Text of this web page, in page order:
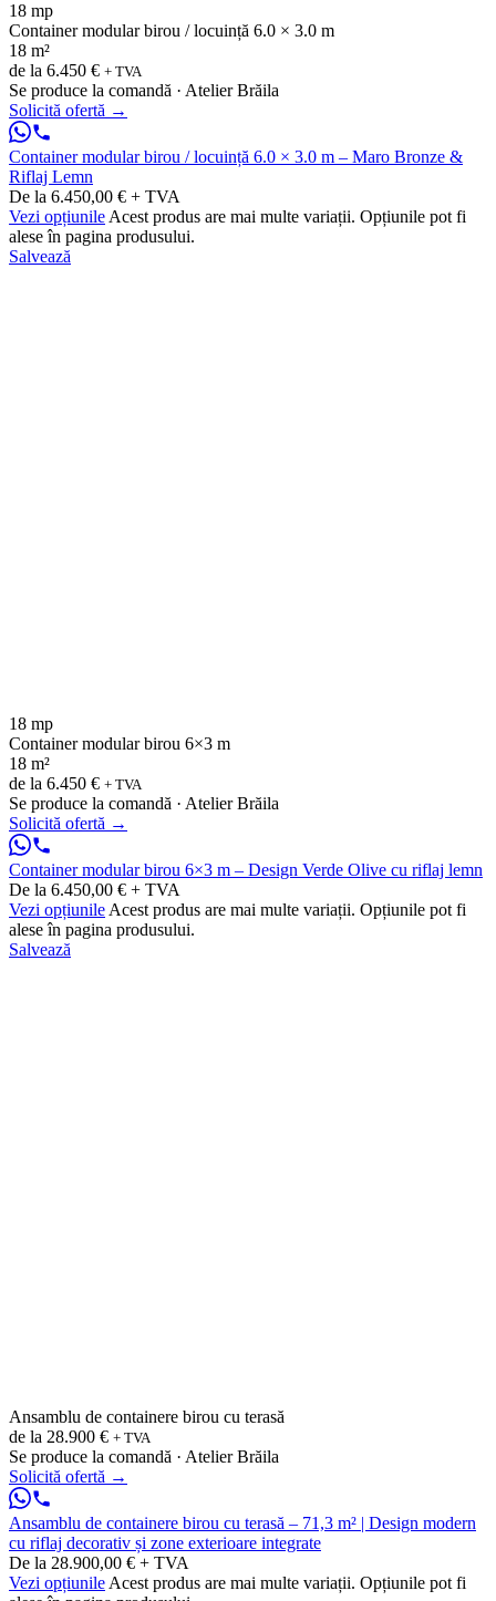
18 mp
Container modular birou / locuință 6.0 × 3.0 m
18 m²
de la 6.450 € + TVA
Se produce la comandă · Atelier Brăila
Solicită ofertă →
Container modular birou / locuință 6.0 × 3.0 m – Maro Bronze &
Riflaj Lemn
De la 6.450,00 € + TVA
Vezi opțiunile Acest produs are mai multe variații. Opțiunile pot fi
alese în pagina produsului.
Salvează
18 mp
Container modular birou 6×3 m
18 m²
de la 6.450 € + TVA
Se produce la comandă · Atelier Brăila
Solicită ofertă →
Container modular birou 6×3 m – Design Verde Olive cu riflaj lemn
De la 6.450,00 € + TVA
Vezi opțiunile Acest produs are mai multe variații. Opțiunile pot fi
alese în pagina produsului.
Salvează
Ansamblu de containere birou cu terasă
de la 28.900 € + TVA
Se produce la comandă · Atelier Brăila
Solicită ofertă →
Ansamblu de containere birou cu terasă – 71,3 m² | Design modern
cu riflaj decorativ și zone exterioare integrate
De la 28.900,00 € + TVA
Vezi opțiunile Acest produs are mai multe variații. Opțiunile pot fi